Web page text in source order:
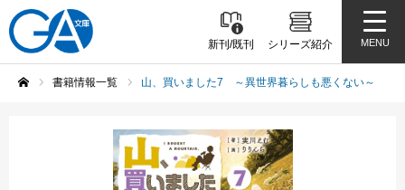
新刊/既刊 シリーズ紹介 MENU
書籍情報一覧 山、買いました7 ～異世界暮らしも悪くない～